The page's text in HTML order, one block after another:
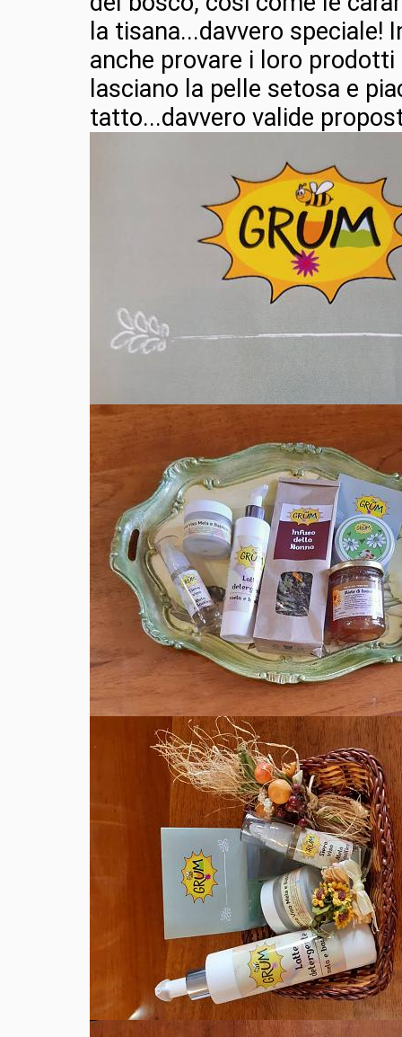
la tisana...davvero speciale!
anche provare i loro
lasciano la pelle setosa e
tatto...davvero valide